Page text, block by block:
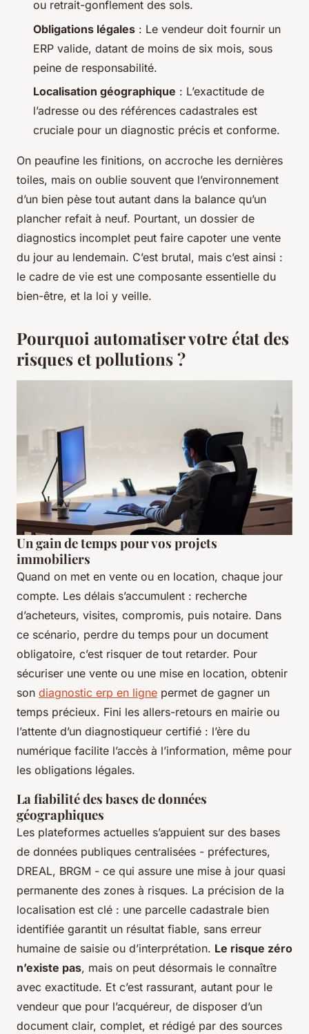
ou retrait-gonflement des sols.
Obligations légales : Le vendeur doit fournir un
ERP valide, datant de moins de six mois, sous
peine de responsabilité.
Localisation géographique : L’exactitude de
l’adresse ou des références cadastrales est
cruciale pour un diagnostic précis et conforme.
On peaufine les finitions, on accroche les dernières
toiles, mais on oublie souvent que l’environnement
d’un bien pèse tout autant dans la balance qu’un
plancher refait à neuf. Pourtant, un dossier de
diagnostics incomplet peut faire capoter une vente
du jour au lendemain. C’est brutal, mais c’est ainsi :
le cadre de vie est une composante essentielle du
bien-être, et la loi y veille.
Pourquoi automatiser votre état des
risques et pollutions ?
Un gain de temps pour vos projets
immobiliers
Quand on met en vente ou en location, chaque jour
compte. Les délais s’accumulent : recherche
d’acheteurs, visites, compromis, puis notaire. Dans
ce scénario, perdre du temps pour un document
obligatoire, c’est risquer de tout retarder. Pour
sécuriser une vente ou une mise en location, obtenir
son diagnostic erp en ligne permet de gagner un
temps précieux. Fini les allers-retours en mairie ou
l’attente d’un diagnostiqueur certifié : l’ère du
numérique facilite l’accès à l’information, même pour
les obligations légales.
La fiabilité des bases de données
géographiques
Les plateformes actuelles s’appuient sur des bases
de données publiques centralisées - préfectures,
DREAL, BRGM - ce qui assure une mise à jour quasi
permanente des zones à risques. La précision de la
localisation est clé : une parcelle cadastrale bien
identifiée garantit un résultat fiable, sans erreur
humaine de saisie ou d’interprétation. Le risque zéro
n’existe pas, mais on peut désormais le connaître
avec exactitude. Et c’est rassurant, autant pour le
vendeur que pour l’acquéreur, de disposer d’un
document clair, complet, et rédigé par des sources